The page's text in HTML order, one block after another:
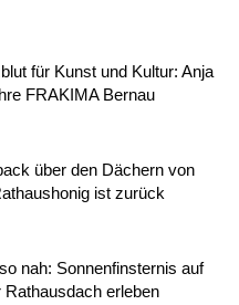
für Kunst und Kultur: Anja
FRAKIMA Bernau
über den Dächern von
ist zurück
nah: Sonnenfinsternis auf
Rathausdach erleben